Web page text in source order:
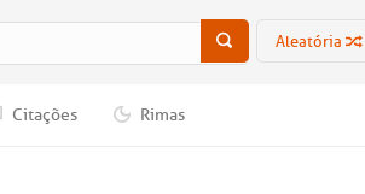
Aleatória
Citações Rimas